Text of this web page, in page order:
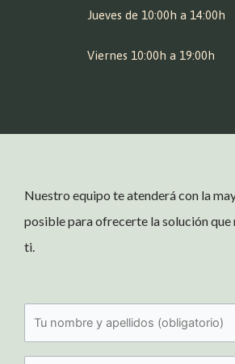
Jueves de 10:00h a 14:00h
Viernes 10:00h a 19:00h
Nuestro equipo te atenderá con la
posible para ofrecerte la solución que
ti.